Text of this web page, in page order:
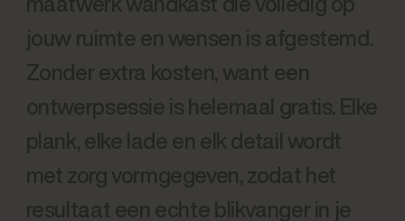
jouw ruimte en wensen is afgestemd.
Zonder extra kosten, want een
ontwerpsessie is helemaal gratis. Elke
plank, elke lade en elk detail wordt
met zorg vormgegeven, zodat het
resultaat een echte blikvanger in je